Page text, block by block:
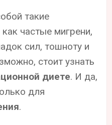
такие
частые мигрени,
сил, тошноту и
стоит узнать
диете. И да,
для
.